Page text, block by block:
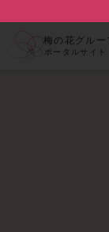
梅の花グルー
ポータルサイト